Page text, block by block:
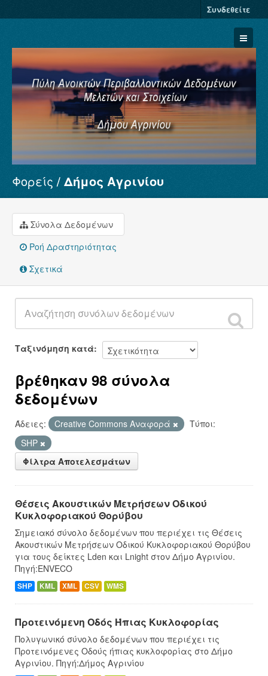
Συνδεθείτε
Σύνολα Δεδομένων
Φορείς
Ομάδες
Σχετικά
Φορείς Δήμος Αγρινίου
Σύνολα Δεδομένων
Ροή Δραστηριότητας
Σχετικά
Ταξινόμηση κατά
βρέθηκαν 98 σύνολα
δεδομένων
Άδειες: Creative Commons Αναφορά
Τύποι:
SHP
Φίλτρα Αποτελεσμάτων
Θέσεις Ακουστικών Μετρήσεων Οδικού
Κυκλοφοριακού Θορύβου
Σημειακό σύνολο δεδομένων που περιέχει τις Θέσεις
Ακουστικών Μετρήσεων Οδικού Κυκλοφοριακού Θορύβου
για τους δείκτες Lden και Lnight στον Δήμο Αγρινίου.
Πηγή:ENVECO
SHP KML XML CSV WMS
Προτεινόμενη Οδός Ήπιας Κυκλοφορίας
Πολυγωνικό σύνολο δεδομένων που περιέχει τις
Προτεινόμενες Οδούς ήπιας κυκλοφορίας στο Δήμο
Αγρινίου. Πηγή:Δήμος Αγρινίου